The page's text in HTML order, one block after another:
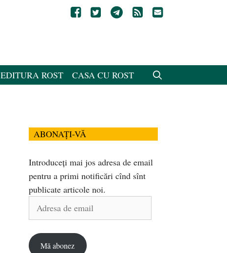
EDITURA ROST CASA CU ROST
ABONAȚI-VĂ
Introduceți mai jos adresa de email
pentru a primi notificări cînd sînt
publicate articole noi.
Adresa
Mă abonez